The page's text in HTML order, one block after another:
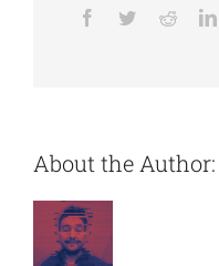
Facebook
TwitterReddit
About the Author: